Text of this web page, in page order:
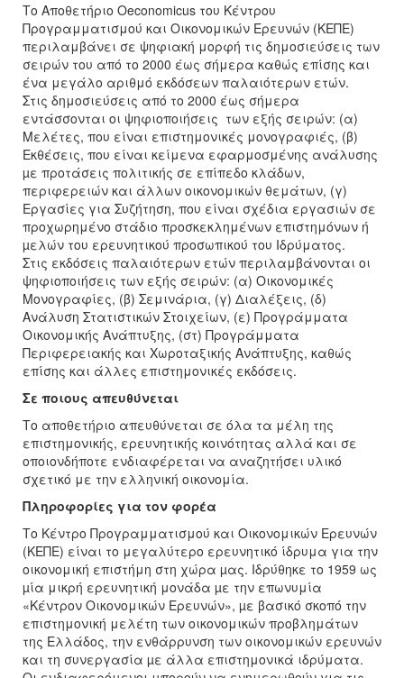
Το Αποθετήριο Oeconomicus του Κέντρου
Προγραμματισμού και Οικονομικών Ερευνών (ΚΕΠΕ)
περιλαμβάνει σε ψηφιακή μορφή τις δημοσιεύσεις των
σειρών του από το 2000 έως σήμερα καθώς επίσης και
ένα μεγάλο αριθμό εκδόσεων παλαιότερων ετών.
Στις δημοσιεύσεις από το 2000 έως σήμερα
εντάσσονται οι ψηφιοποιήσεις των εξής σειρών: (α)
Μελέτες, που είναι επιστημονικές μονογραφιές, (β)
Εκθέσεις, που είναι κείμενα εφαρμοσμένης ανάλυσης
µε προτάσεις πολιτικής σε επίπεδο κλάδων,
περιφερειών και άλλων οικονομικών θεμάτων, (γ)
Εργασίες για Συζήτηση, που είναι σχέδια εργασιών σε
προχωρημένο στάδιο προσκεκλημένων επιστημόνων ή
µελών του ερευνητικού προσωπικού του Ιδρύματος.
Στις εκδόσεις παλαιότερων ετών περιλαμβάνονται οι
ψηφιοποιήσεις των εξής σειρών: (α) Οικονομικές
Μονογραφίες, (β) Σεμινάρια, (γ) Διαλέξεις, (δ)
Ανάλυση Στατιστικών Στοιχείων, (ε) Προγράμματα
Οικονομικής Ανάπτυξης, (στ) Προγράμματα
Περιφερειακής και Χωροταξικής Ανάπτυξης, καθώς
επίσης και άλλες επιστημονικές εκδόσεις.
Σε ποιους απευθύνεται
Το αποθετήριο απευθύνεται σε όλα τα μέλη της
επιστημονικής, ερευνητικής κοινότητας αλλά και σε
οποιονδήποτε ενδιαφέρεται να αναζητήσει υλικό
σχετικό με την ελληνική οικονομία.
Πληροφορίες για τον φορέα
Το Κέντρο Προγραμματισμού και Οικονομικών Ερευνών
(ΚΕΠΕ) είναι το μεγαλύτερο ερευνητικό ίδρυμα για την
οικονομική επιστήμη στη χώρα µας. Ιδρύθηκε το 1959 ως
µία μικρή ερευνητική μονάδα µε την επωνυμία
«Κέντρον Οικονομικών Ερευνών», µε βασικό σκοπό την
επιστημονική μελέτη των οικονομικών προβλημάτων
της Ελλάδος, την ενθάρρυνση των οικονομικών ερευνών
και τη συνεργασία µε άλλα επιστημονικά ιδρύματα.